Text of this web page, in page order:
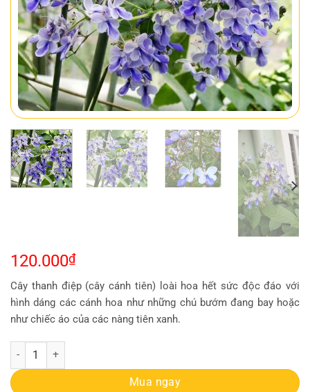
120.000₫
Cây thanh điệp (cây cánh tiên) loài hoa hết sức độc đáo với
hình dáng các cánh hoa như những chú bướm đang bay hoặc
như chiếc áo của các nàng tiên xanh.
Cây giống Cây thanh điệp (cánh tiên) - CayGiongTot số lượng
Mua ngay